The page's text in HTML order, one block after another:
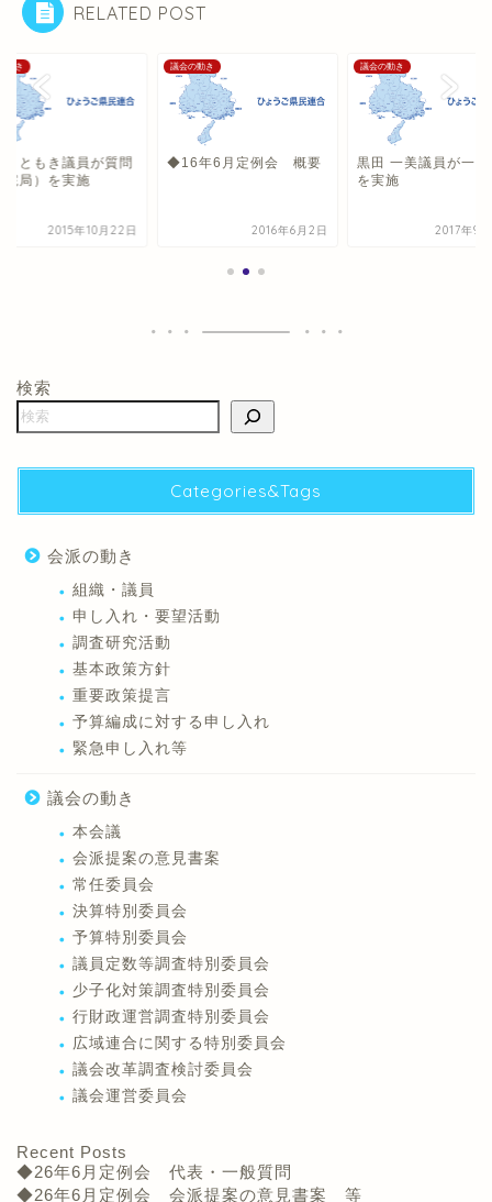
RELATED POST
動き
ともき議員が質問
院局）を実施
2015年10月22日
議会の動き
◆16年6月定例会 概要
2016年6月2日
議会の動き
黒田 一美議員が一般
を実施
2017年9
検索
Categories&Tags
会派の動き
組織・議員
申し入れ・要望活動
調査研究活動
基本政策方針
重要政策提言
予算編成に対する申し入れ
緊急申し入れ等
議会の動き
本会議
会派提案の意見書案
常任委員会
決算特別委員会
予算特別委員会
議員定数等調査特別委員会
少子化対策調査特別委員会
行財政運営調査特別委員会
広域連合に関する特別委員会
議会改革調査検討委員会
議会運営委員会
Recent Posts
◆26年6月定例会 代表・一般質問
◆26年6月定例会 会派提案の意見書案 等